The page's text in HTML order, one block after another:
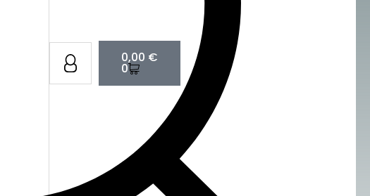
0,00 €
0
Cart